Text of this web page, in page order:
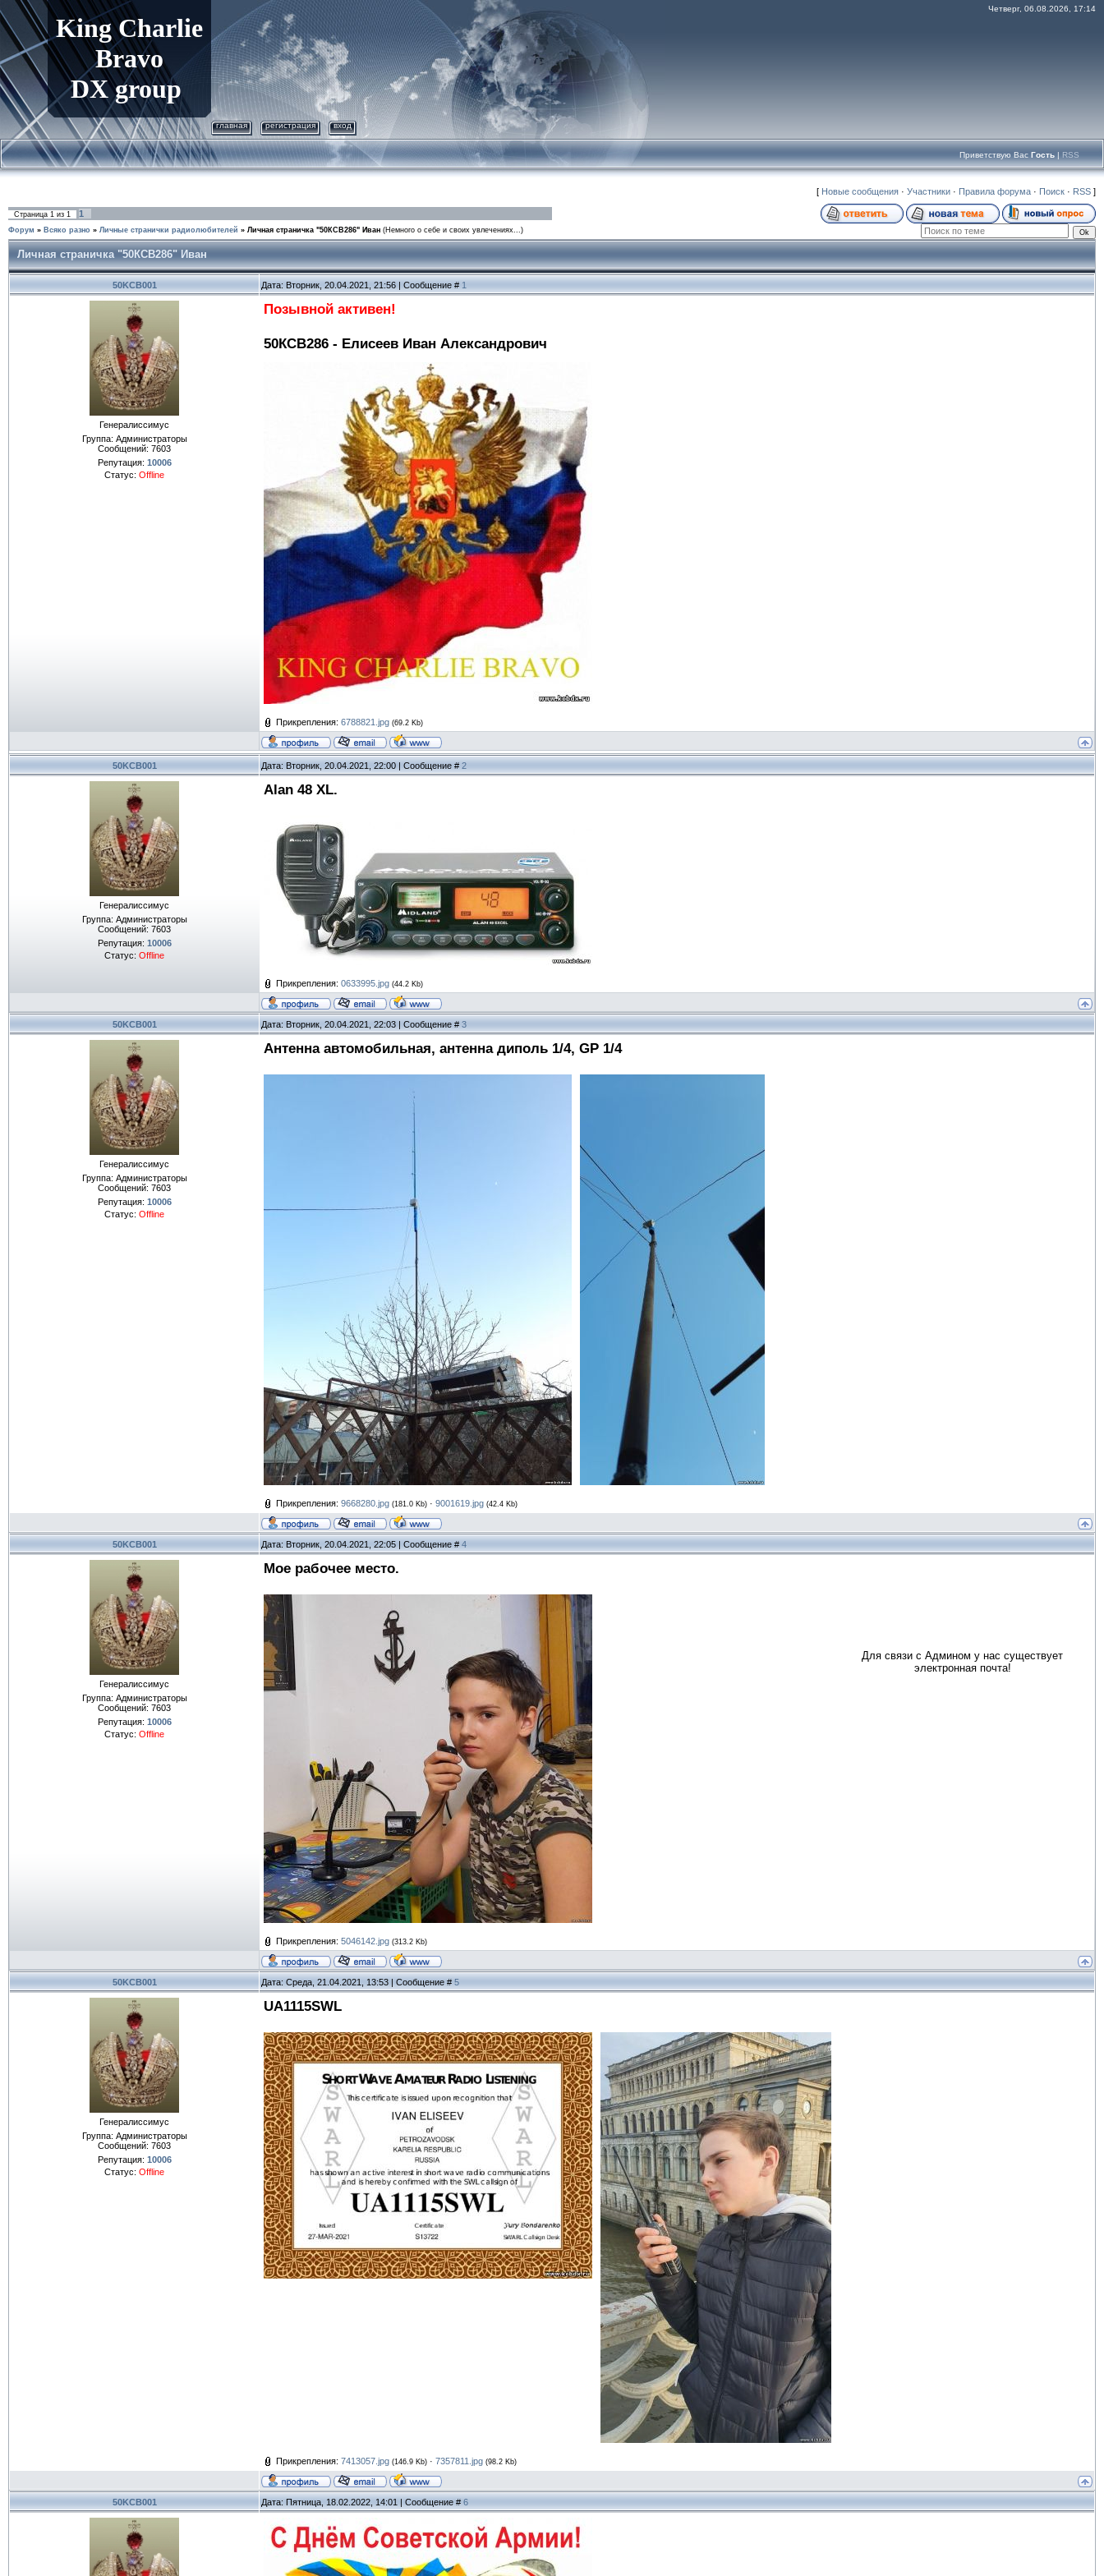
KingCharlie
Bravo
DX group
Четверг, 06.08.2026, 17:14
главная регистрация вход
Приветствую Вас Гость | RSS
[ Новые сообщения · Участники · Правила форума · Поиск · RSS ]
Страница 1 из 1 1
Форум » Всяко разно » Личные странички радиолюбителей » Личная страничка "50КСВ286" Иван (Немного о себе и своих увлечениях...)
Личная страничка "50КСВ286" Иван
50KCB001 Дата: Вторник, 20.04.2021, 21:56 | Сообщение # 1
Генералиссимус
Группа: Администраторы
Сообщений: 7603
Репутация: 10006
Статус: Offline
Позывной активен!
50КСВ286 - Елисеев Иван Александрович
Прикрепления: 6788821.jpg (69.2 Kb)
50KCB001 Дата: Вторник, 20.04.2021, 22:00 | Сообщение # 2
Генералиссимус
Группа: Администраторы
Сообщений: 7603
Репутация: 10006
Статус: Offline
Аlan 48 XL.
Прикрепления: 0633995.jpg (44.2 Kb)
50KCB001 Дата: Вторник, 20.04.2021, 22:03 | Сообщение # 3
Генералиссимус
Группа: Администраторы
Сообщений: 7603
Репутация: 10006
Статус: Offline
Антенна автомобильная, антенна диполь 1/4, GP 1/4
Прикрепления: 9668280.jpg (181.0 Kb) · 9001619.jpg (42.4 Kb)
50KCB001 Дата: Вторник, 20.04.2021, 22:05 | Сообщение # 4
Генералиссимус
Группа: Администраторы
Сообщений: 7603
Репутация: 10006
Статус: Offline
Мое рабочее место.
Прикрепления: 5046142.jpg (313.2 Kb)
50KCB001 Дата: Среда, 21.04.2021, 13:53 | Сообщение # 5
Генералиссимус
Группа: Администраторы
Сообщений: 7603
Репутация: 10006
Статус: Offline
UA1115SWL
Прикрепления: 7413057.jpg (146.9 Kb) · 7357811.jpg (98.2 Kb)
50KCB001 Дата: Пятница, 18.02.2022, 14:01 | Сообщение # 6
Для связи с Админом у нас существует
электронная почта!